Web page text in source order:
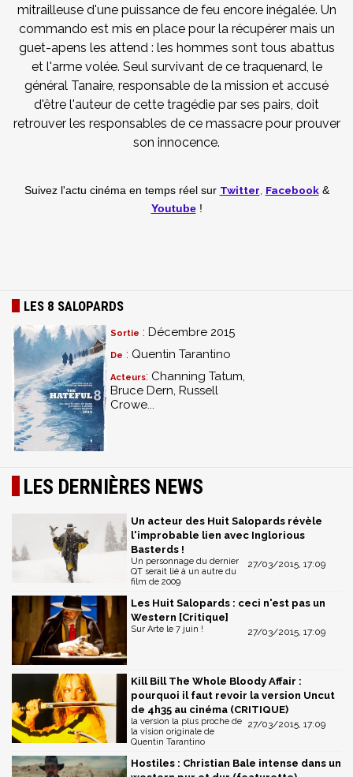
mitrailleuse d'une puissance de feu encore inégalée. Un
commando est mis en place pour la récupérer mais un
guet-apens les attend : les hommes sont tous abattus
et l'arme volée. Seul survivant de ce traquenard, le
général Tanaire, responsable de la mission et accusé
d'être l'auteur de cette tragédie par ses pairs, doit
retrouver les responsables de ce massacre pour prouver
son innocence.
Suivez l'actu cinéma en temps réel sur Twitter Facebook&
Youtube!
LES 8 SALOPARDS
Sortie : Décembre 2015
De : Quentin Tarantino
Acteurs: Channing Tatum,
Bruce Dern, Russell
Crowe...
LES DERNIÈRES NEWS
Un acteur des Huit Salopards révèle
l'improbable lien avec Inglorious
Basterds !
27/03/2015, 17:09
Un personnage du dernier
QT serait lié à un autre du
film de 2009
Les Huit Salopards : ceci n'est pas un
Western [Critique]
27/03/2015, 17:09
Sur Arte le 7 juin !
Kill Bill The Whole Bloody Affair :
pourquoi il faut revoir la version Uncut
de 4h35 au cinéma (CRITIQUE)
27/03/2015, 17:09
la version la plus proche de
la vision originale de
Quentin Tarantino
Hostiles : Christian Bale intense dans un